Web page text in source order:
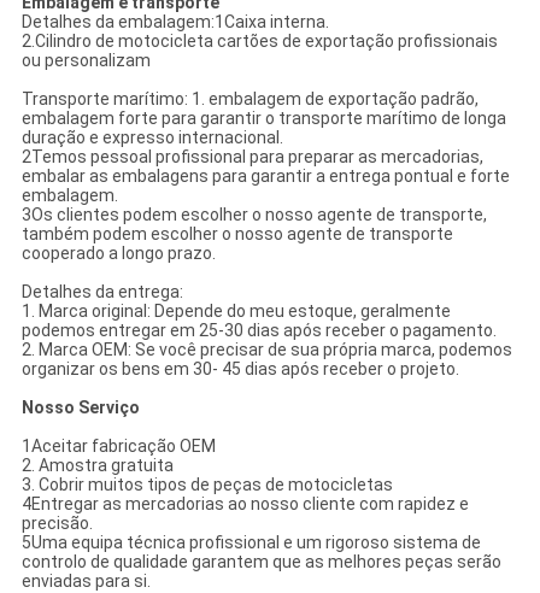
Detalhes da embalagem:1Caixa interna.
2.Cilindro de motocicleta cartões de exportação profissionais
ou personalizam
Transporte marítimo: 1. embalagem de exportação padrão,
embalagem forte para garantir o transporte marítimo de longa
duração e expresso internacional.
2Temos pessoal profissional para preparar as mercadorias,
embalar as embalagens para garantir a entrega pontual e forte
embalagem.
3Os clientes podem escolher o nosso agente de transporte,
também podem escolher o nosso agente de transporte
cooperado a longo prazo.
Detalhes da entrega:
1. Marca original: Depende do meu estoque, geralmente
podemos entregar em 25-30 dias após receber o pagamento.
2. Marca OEM: Se você precisar de sua própria marca, podemos
organizar os bens em 30- 45 dias após receber o projeto.
Nosso Serviço
1Aceitar fabricação OEM
2. Amostra gratuita
3. Cobrir muitos tipos de peças de motocicletas
4Entregar as mercadorias ao nosso cliente com rapidez e
precisão.
5Uma equipa técnica profissional e um rigoroso sistema de
controlo de qualidade garantem que as melhores peças serão
enviadas para si.